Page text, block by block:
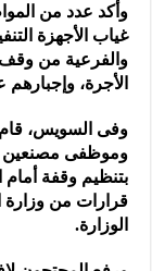
وأكد عدد من
غياب الأجهزة
والفرعية من وقف
الأجرة، وإجبارهم
وفى السويس، قام
وموظفى مصنعين
بتنظيم وقفة
قرارات من وزارة
الوزارة.